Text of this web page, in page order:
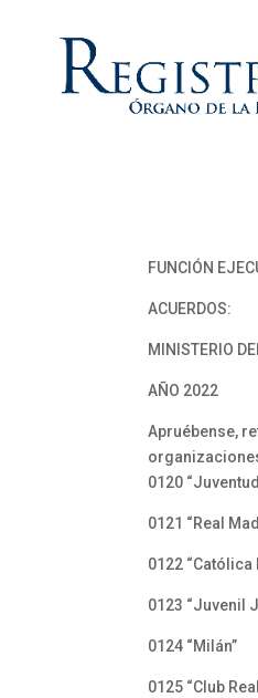
FUNCIÓN
ACUERDOS:
MINISTERIO
AÑO 2022
Apruébense,
0120
0121 “Real
0122 “Católica
0123 “Juvenil
0124 “Milán”
0125 “Club